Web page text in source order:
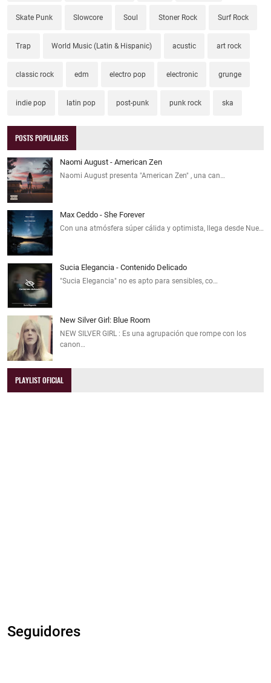
Skate Punk Slowcore Soul Stoner Rock Surf Rock
Trap World Music (Latin & Hispanic) acustic art rock
classic rock edm electro pop electronic grunge
indie pop latin pop post-punk punk rock ska
POSTS POPULARES
Naomi August - American Zen
Naomi August presenta "American Zen" , una can…
Max Ceddo - She Forever
Con una atmósfera súper cálida y optimista, llega desde Nue…
Sucia Elegancia - Contenido Delicado
"Sucia Elegancia" no es apto para sensibles, co…
New Silver Girl: Blue Room
NEW SILVER GIRL : Es una agrupación que rompe con los
canon…
PLAYLIST OFICIAL
Seguidores